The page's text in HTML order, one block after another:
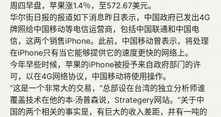
周四早盘，苹果涨1.4％，至572.67美元。
华尔街日报的报道如下消息昨日表示，中国政府已发出4G
牌照给中国移动等电信运营商，包括中国联通和中国电
信，这两个销售iPhone。此前，中国移动曾表示，将处理
在iPhone只有当它能够提供它的速度更快的网络上。
今年早些时候，苹果的iPhone被授予来自政府部门的许
可，以在4G网络协议，中国移动将使用操作。
“这是一个非常大的交易，”总部设在台湾的独立分析师谁
覆盖技术在他的本·汤普森说，Strategery网站。“关于中
国的两个相关的事实是，有巨大的收入差距，并有一吨的